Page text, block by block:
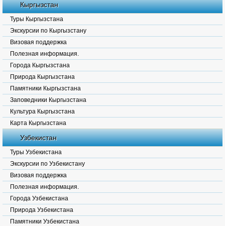
Кыргызстан
Туры Кыргызстана
Экскурсии по Кыргызстану
Визовая поддержка
Полезная информация.
Города Кыргызстана
Природа Кыргызстана
Памятники Кыргызстана
Заповедники Кыргызстана
Культура Кыргызстана
Карта Кыргызстана
Узбекистан
Туры Узбекистана
Экскурсии по Узбекистану
Визовая поддержка
Полезная информация.
Города Узбекистана
Природа Узбекистана
Памятники Узбекистана